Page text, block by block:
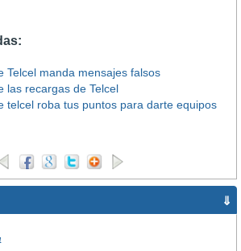
Telcel manda mensajes falsos
las recargas de Telcel
telcel roba tus puntos para darte equipos
⇓